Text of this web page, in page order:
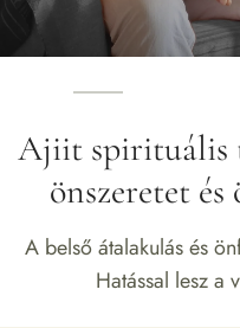
Ajiit spirituális
önszeretet
A belső átalakulás és
Hatással lesz a